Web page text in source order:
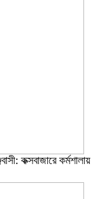
কক্সবাজারে কর্মশালায়